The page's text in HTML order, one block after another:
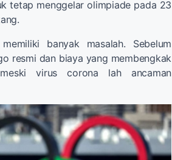
tetap menggelar olimpiade pada 23
banyak masalah. Sebelum
resmi dan biaya yang membengkak
virus corona lah ancaman